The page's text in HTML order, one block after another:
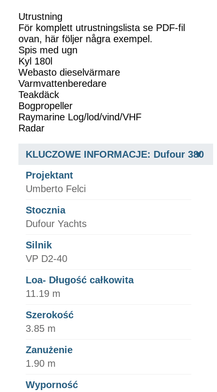
Utrustning
För komplett utrustningslista se PDF-fil
ovan, här följer några exempel.
Spis med ugn
Kyl 180l
Webasto dieselvärmare
Varmvattenberedare
Teakdäck
Bogpropeller
Raymarine Log/lod/vind/VHF
Radar
KLUCZOWE INFORMACJE: Dufour 380
Projektant
Umberto Felci
Stocznia
Dufour Yachts
Silnik
VP D2-40
Loa- Długość całkowita
11.19 m
Szerokość
3.85 m
Zanużenie
1.90 m
Wyporność